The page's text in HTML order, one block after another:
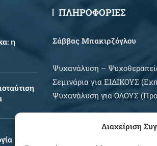
Διαχείριση
η
ΠΛΗΡΟΦΟΡΙΕΣ
Σάββας Μπακιρζόγλου
Ψυχανάλυση –
Σεμινάρια για EIΔΙΚΟΥΣ
Ψυχανάλυση για ΟΛΟΥΣ
Δευτέρα – Σάββατο κατόπιν